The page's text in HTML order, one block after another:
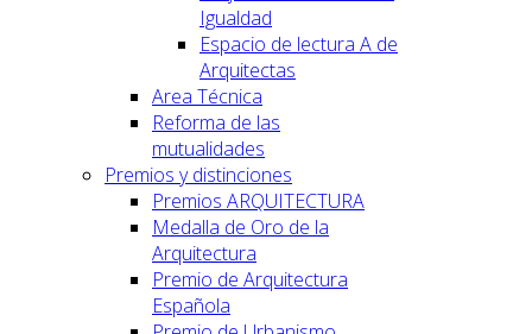
Igualdad
Espacio de lectura A de
Arquitectas
Area Técnica
Reforma de las
mutualidades
Premios y distinciones
Premios ARQUITECTURA
Medalla de Oro de la
Arquitectura
Premio de Arquitectura
Española